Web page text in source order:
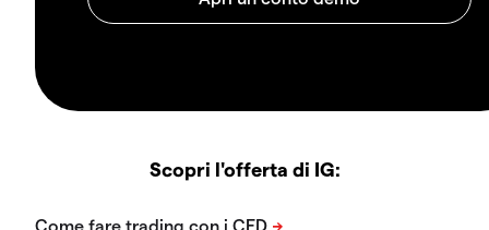
Scopri l'offerta di IG: